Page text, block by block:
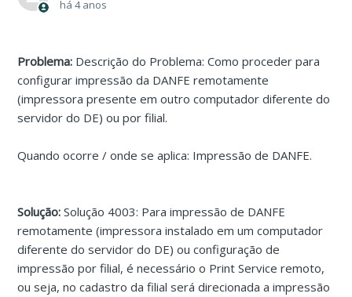
há 4 anos
Problema: Descrição do Problema: Como proceder para
configurar impressão da DANFE remotamente
(impressora presente em outro computador diferente do
servidor do DE) ou por filial.
Quando ocorre / onde se aplica: Impressão de DANFE.
Solução:Solução 4003: Para impressão de DANFE
remotamente (impressora instalado em um computador
diferente do servidor do DE) ou configuração de
impressão por filial, é necessário o Print Service remoto,
ou seja, no cadastro da filial será direcionada a impressão